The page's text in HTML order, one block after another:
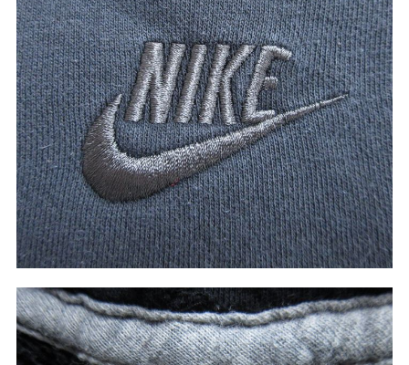
パンツ W33,W34 W35,W36
W37以上
Search by Maniacマニアックから探す
バンド
Tシャツ
アニメ
Tシャツ
映画
Tシャツ
USA製
ボロ ミリタリー
すべてのマニアックを見る